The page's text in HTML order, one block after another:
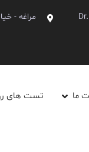
مراغه -
ما تست های